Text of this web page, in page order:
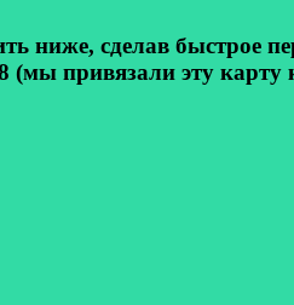
сделав быстрое
(мы привязали эту карту